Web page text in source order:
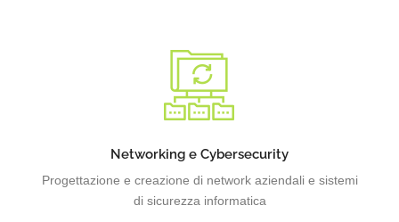
Networking e Cybersecurity
Progettazione e creazione di network aziendali e sistemi
di sicurezza informatica
particolare attenzione alla sicurezza del dato informatico